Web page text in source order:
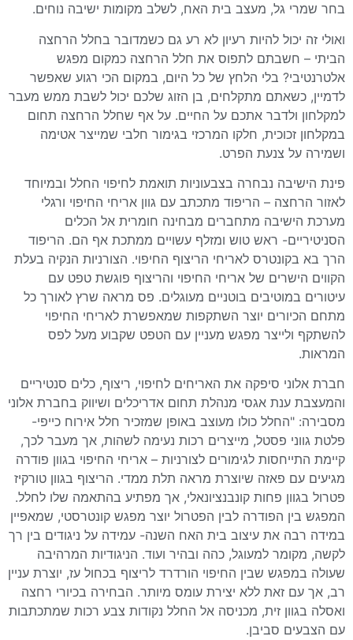
בחר שמרי גל, מעצב בית האח, לשלב מקומות ישיבה נוחים.
ואולי זה יכול להיות רעיון לא רע גם כשמדובר בחלל הרחצה
הביתי – חשבתם לתפוס את חלל הרחצה כמקום מפגש
אלטרנטיבי? בלי הלחץ של כל היום, במקום הכי רגוע שאפשר
לדמיין, כשאתם מתקלחים, בן הזוג שלכם יכול לשבת ממש מעבר
למקלחון ולדבר אתכם על החיים. על אף שחלל הרחצה תחום
במקלחון זכוכית, חלקו המרכזי בגימור חלבי שמייצר אטימה
ושמירה על צנעת הפרט.
פינת הישיבה נבחרה בצבעוניות תואמת לחיפוי החלל ובמיוחד
לאזור הרחצה – הריפוד מתכתב עם גוון אריחי החיפוי ורגלי
מערכת הישיבה מתחברים מבחינה חומרית אל הכלים
הסניטיריים- ראש טוש ומזלף עשויים ממתכת אף הם. הריפוד
הרך בא בקונטרס לאריחי הריצוף החיפוי. הצורניות הנקיה בעלת
הקווים הישרים של אריחי החיפוי והריצוף פוגשת טפט עם
עיטורים במוטיבים בוטניים מעוגלים. פס מראה שרץ לאורך כל
מתחם הכיורים יוצר השתקפות שמאפשרת לאריחי החיפוי
להשתקף ולייצר מפגש מעניין עם הטפט שקבוע מעל לפס
המראות.
חברת אלוני סיפקה את האריחים לחיפוי, ריצוף, כלים סנטיריים
והמעצבת ענת אגסי מנהלת תחום אדריכלים ושיווק בחברת אלוני
מסבירה: "החלל כולו מעוצב באופן שמזכיר חלל אירוח כייפי-
פלטת גווני פסטל, מייצרים רכות נעימה לשהות, אך מעבר לכך,
קיימת התייחסות לגימורים לצורניות – אריחי החיפוי בגוון פודרה
מגיעים עם פאזה שיוצרת מראה תלת ממדי. הריצוף בגוון טורקיז
פטרול בגוון פחות קונבנציונאלי, אך מפתיע בהתאמה שלו לחלל.
המפגש בין הפודרה לבין הפטרול יוצר מפגש קונטרסטי, שמאפיין
במידה רבה את עיצוב בית האח השנה- עמידה על ניגודים בין רך
לקשה, מקומר למעוגל, כהה ובהיר ועוד. הניגודיות המרהיבה
שעולה במפגש שבין החיפוי הורדרד לריצוף בכחול עז, יוצרת עניין
רב, אך עם זאת ללא יצירת עומס מיותר. הבחירה בכיורי רחצה
ואסלה בגוון זית, מכניסה אל החלל נקודות צבע רכות שמתכתבות
עם הצבעים סביבן.